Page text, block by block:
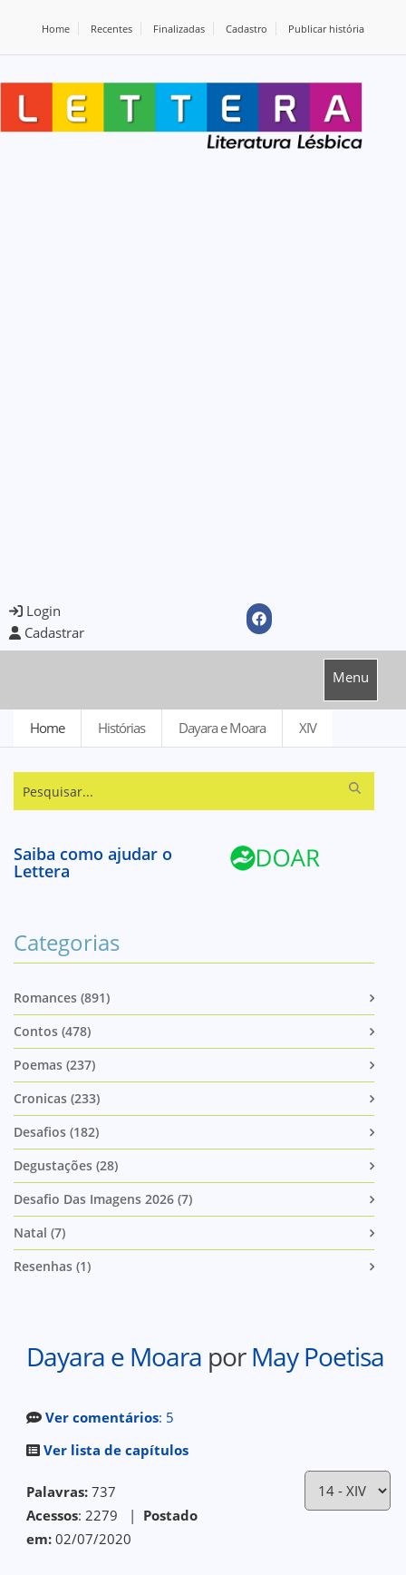
Home Recentes Finalizadas Cadastro Publicar história
Login
Cadastrar
Menu
Home Histórias Dayara e Moara XIV
Saiba como ajudar o
Lettera
Categorias
Romances (891)
Contos (478)
Poemas (237)
Cronicas (233)
Desafios (182)
Degustações (28)
Desafio Das Imagens 2026 (7)
Natal (7)
Resenhas (1)
Dayara e Moara porMay Poetisa
Ver comentários: 5
Ver lista de capítulos
Palavras: 737
Acessos: 2279 | Postado
em: 02/07/2020